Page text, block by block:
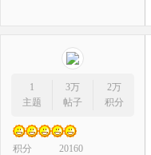
1
主题
3万
帖子
2万
积分
积分 20160